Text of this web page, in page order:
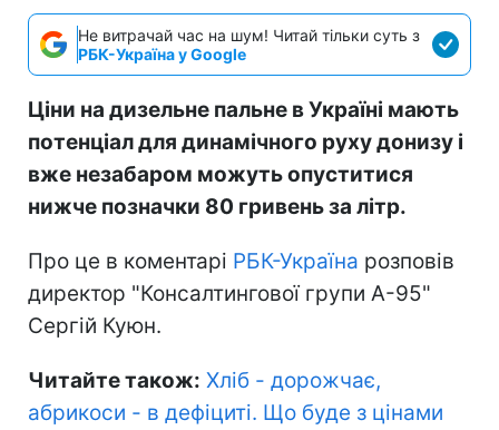
Не витрачай час на шум! Читай тільки суть з
РБК-Україна у Google
Ціни на дизельне пальне в Україні мають
потенціал для динамічного руху донизу і
вже незабаром можуть опуститися
нижче позначки 80 гривень за літр.
Про це в коментарі РБК-Україна розповів
директор "Консалтингової групи А-95"
Сергій Куюн.
Читайте також: Хліб - дорожчає,
абрикоси - в дефіциті. Що буде з цінами